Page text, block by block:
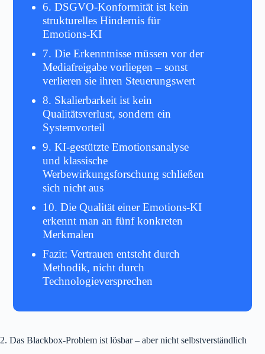
6. DSGVO-Konformität ist kein
strukturelles Hindernis für
Emotions-KI
7. Die Erkenntnisse müssen vor der
Mediafreigabe vorliegen – sonst
verlieren sie ihren Steuerungswert
8. Skalierbarkeit ist kein
Qualitätsverlust, sondern ein
Systemvorteil
9. KI-gestützte Emotionsanalyse
und klassische
Werbewirkungsforschung schließen
sich nicht aus
10. Die Qualität einer Emotions-KI
erkennt man an fünf konkreten
Merkmalen
Fazit: Vertrauen entsteht durch
Methodik, nicht durch
Technologieversprechen
2. Das Blackbox-Problem ist lösbar – aber nicht selbstverständlich